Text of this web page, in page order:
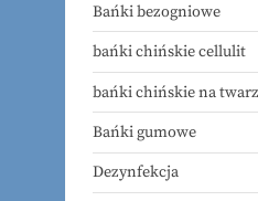
Bańki bezogniowe
bańki chińskie cellulit
bańki chińskie na twarz
Bańki gumowe
Dezynfekcja